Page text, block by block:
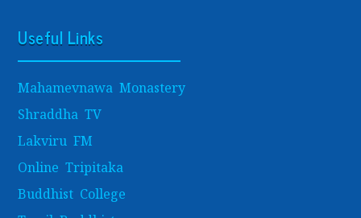
Useful Links
Mahamevnawa Monastery
Shraddha TV
Lakviru FM
Online Tripitaka
Buddhist College